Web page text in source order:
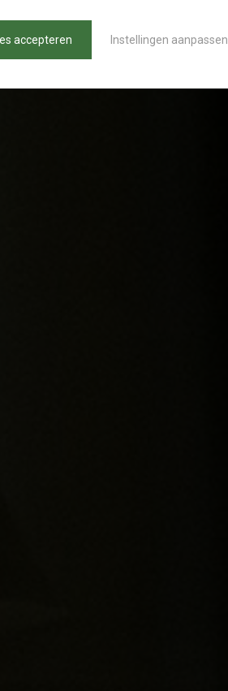
die voortbouwt op
accepteren Instellingen aanpassen